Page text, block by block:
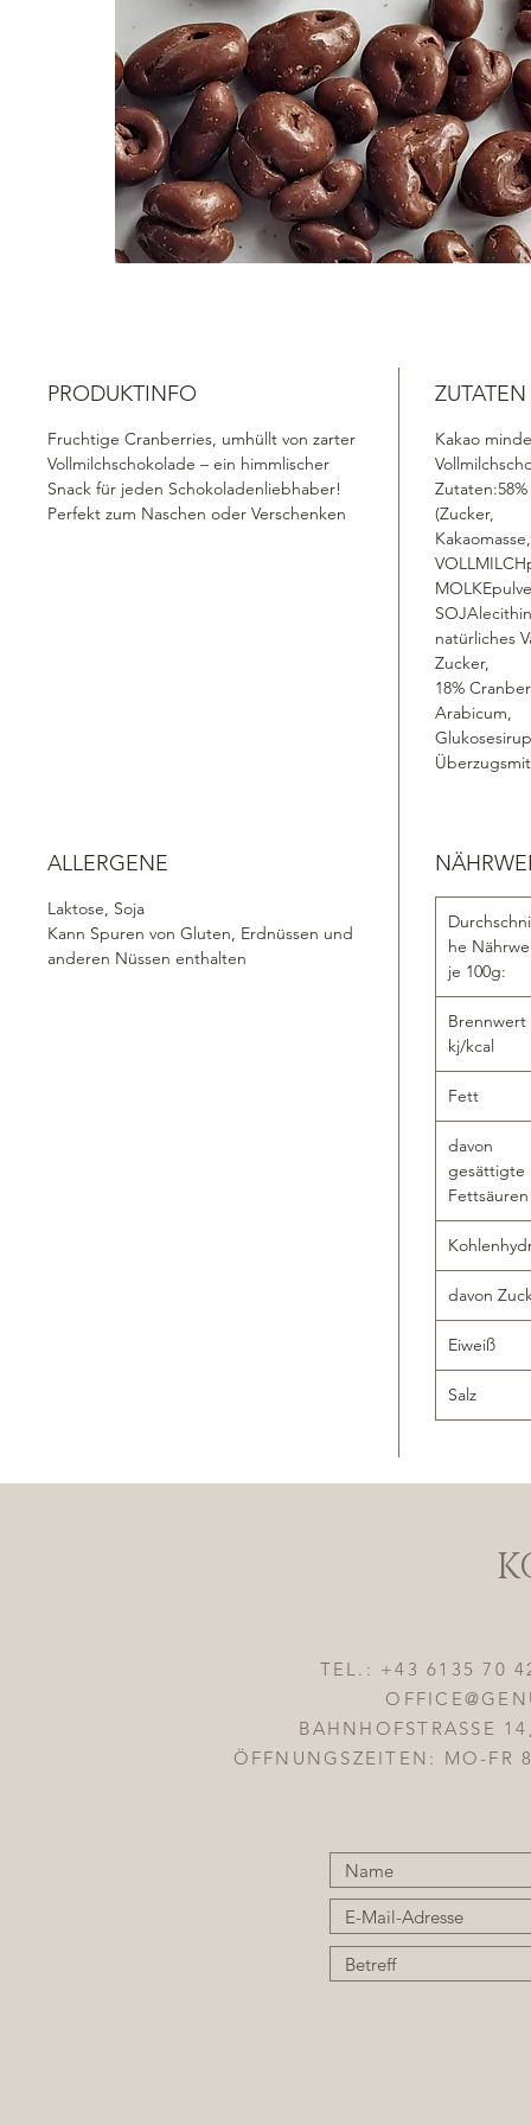
PRODUKTINFO
Fruchtige Cranberries, umhüllt von zarter
Vollmilchschokolade – ein himmlischer
Snack für jeden Schokoladenliebhaber!
Perfekt zum Naschen oder Verschenken
ZUTATEN
Kakao
(Zucker,
natürliches
Zucker,
18%
Arabicum,
ALLERGENE
Laktose, Soja
Kann Spuren von Gluten, Erdnüssen und
anderen Nüssen enthalten
he
je 100g:
Brennwert
kj/kcal
Fett
davon
gesättigte
Fettsäuren
davon
Eiweiß
Salz
TEL.: +43 6135 70
BAHNHOFSTRASSE
ÖFFNUNGSZEITEN: MO-FR